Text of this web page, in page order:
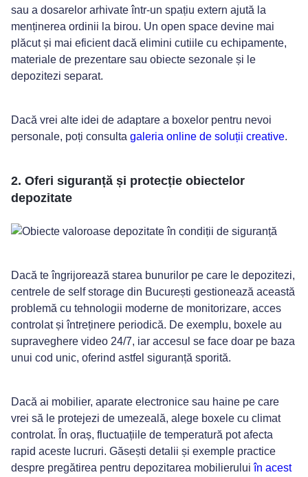
sau a dosarelor arhivate într-un spațiu extern ajută la
menținerea ordinii la birou. Un open space devine mai
plăcut și mai eficient dacă elimini cutiile cu echipamente,
materiale de prezentare sau obiecte sezonale și le
depozitezi separat.
Dacă vrei alte idei de adaptare a boxelor pentru nevoi
personale, poți consulta galeria online de soluții creative.
2. Oferi siguranță și protecție obiectelor
depozitate
Dacă te îngrijorează starea bunurilor pe care le depozitezi,
centrele de self storage din București gestionează această
problemă cu tehnologii moderne de monitorizare, acces
controlat și întreținere periodică. De exemplu, boxele au
supraveghere video 24/7, iar accesul se face doar pe baza
unui cod unic, oferind astfel siguranță sporită.
Dacă ai mobilier, aparate electronice sau haine pe care
vrei să le protejezi de umezeală, alege boxele cu climat
controlat. În oraș, fluctuațiile de temperatură pot afecta
rapid aceste lucruri. Găsești detalii și exemple practice
despre pregătirea pentru depozitarea mobilieruluiîn acest